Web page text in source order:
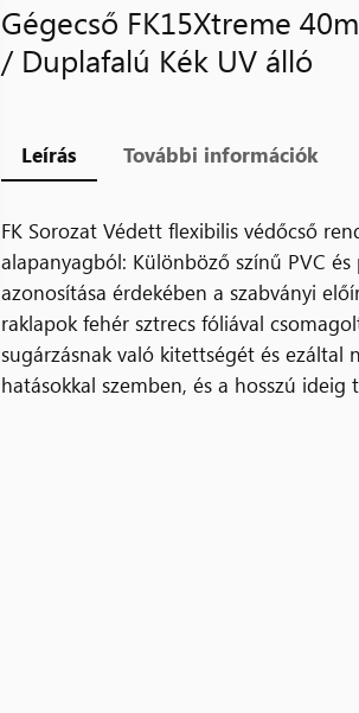
Gégecső FK15Xtreme
/ Duplafalú Kék UV álló
Leírás További információk
FK Sorozat Védett flexibilis védőcső
alapanyagból: Különböző színű PVC
azonosítása érdekében a szabványi
raklapok fehér sztrecs fóliával
sugárzásnak való kitettségét és ezáltal
hatásokkal szemben, és a hosszú ideig